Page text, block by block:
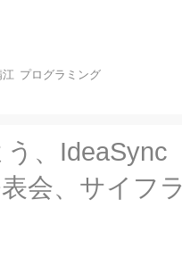
江 プログラミング
、IdeaSync
会、サイフラ